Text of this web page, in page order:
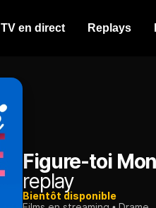
TV en direct Replays
Figure-toi
replay
Bientôt disponible